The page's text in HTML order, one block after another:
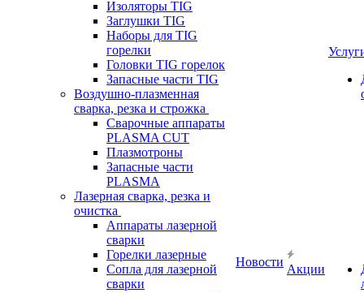
Изоляторы TIG
Заглушки TIG
Наборы для TIG
горелки
Головки TIG горелок
Запасные части TIG
Воздушно-плазменная
сварка, резка и строжка
Сварочные аппараты
PLASMA CUT
Плазмотроны
Запасные части
PLASMA
Лазерная сварка, резка и
очистка
Аппараты лазерной
сварки
Горелки лазерные
Сопла для лазерной
сварки
Новости
Акции